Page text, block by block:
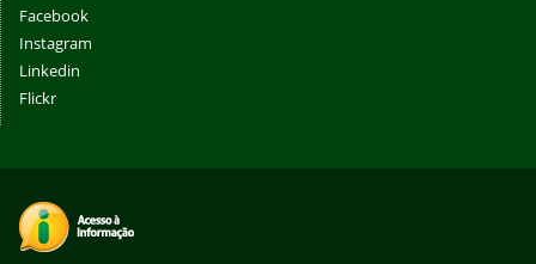
Facebook
Instagram
Linkedin
Flickr